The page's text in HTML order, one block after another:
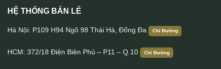
Ví mini da cá sấu cao cấp khâu tay Lano VCSTK016
HỆ THỐNG BÁN LẺ
Hà Nội: P109 H94 Ngõ 98 Thái Hà, Đống Đa Chỉ Đường
HCM: 372/18 Điện Biên Phủ – P11 – Q.10 Chỉ Đường